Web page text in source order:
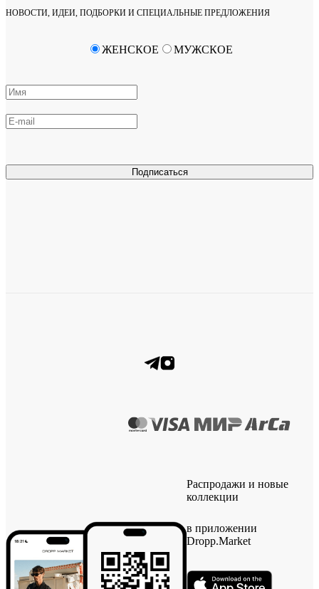
НОВОСТИ, ИДЕИ, ПОДБОРКИ И СПЕЦИАЛЬНЫЕ ПРЕДЛОЖЕНИЯ
Подписаться
ЖЕНСКОЕ МУЖСКОЕ
Распродажи и новые
коллекции
в приложении
Dropp.Market